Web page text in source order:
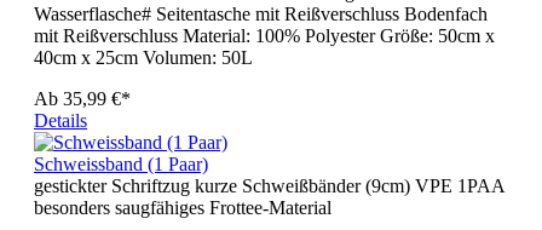
Wasserflasche# Seitentasche mit Reißverschluss Bodenfach
mit Reißverschluss Material: 100% Polyester Größe: 50cm x
40cm x 25cm Volumen: 50L
Ab 35,99 €*
Details
Schweissband (1 Paar)
gestickter Schriftzug kurze Schweißbänder (9cm) VPE 1PAA
besonders saugfähiges Frottee-Material